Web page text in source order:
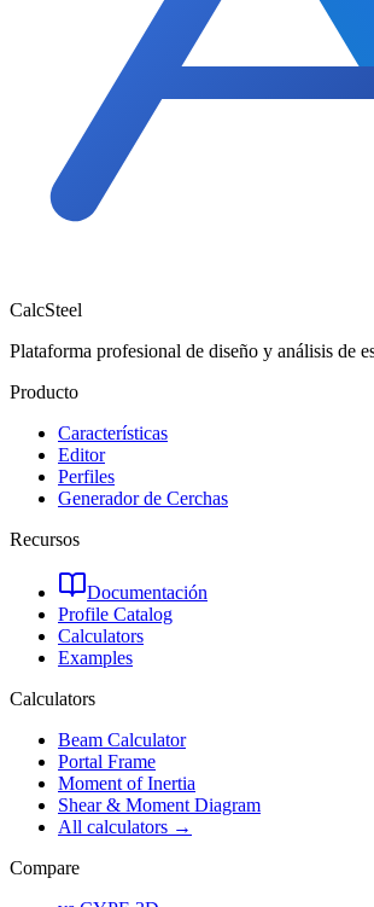
CalcSteel
Plataforma profesional de diseño y análisis de
Producto
Características
Editor
Perfiles
Generador de Cerchas
Recursos
Documentación
Profile Catalog
Calculators
Examples
Calculators
Beam Calculator
Portal Frame
Moment of Inertia
Shear & Moment Diagram
All calculators →
Compare